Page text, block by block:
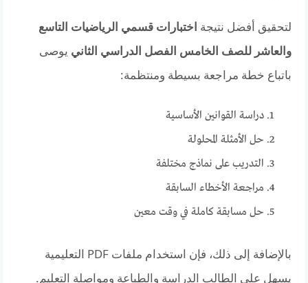
لتحقيق أفضل نتيجة اختبارات قسمي الرياضيات التاسع
والعاشر للصف الخامس الفصل الدراسي الثاني يوصى
باتباع خطة مراجعة بسيطة ومنتظمة:
دراسة القوانين الأساسية
حل الأمثلة المحلولة
التدريب على نماذج مختلفة
مراجعة الأخطاء السابقة
حل مسابقة كاملة في وقت معين
بالإضافة إلى ذلك، فإن استخدام ملفات PDF التعليمية
يسهل على الطالب الدراسة والطباعة ومواصلة التعليم.